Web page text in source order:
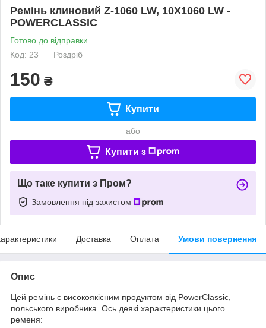
Ремінь клиновий Z-1060 LW, 10X1060 LW -
POWERCLASSIC
Готово до відправки
Код: 23
Роздріб
150 ₴
Купити
або
Купити з
Що таке купити з Пром?
Замовлення під захистом
Доставка Оплата Умови повернення
Опис
Цей ремінь є високоякісним продуктом від PowerClassic,
польського виробника. Ось деякі характеристики цього
ременя: